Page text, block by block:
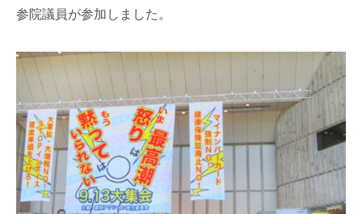
参院議員が参加しました。